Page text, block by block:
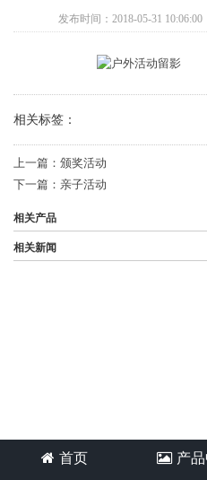
发布时间：2018-05-31 10:06:00
相关标签：
上一篇： 颁奖活动
下一篇： 亲子活动
相关产品
相关新闻
首页 产